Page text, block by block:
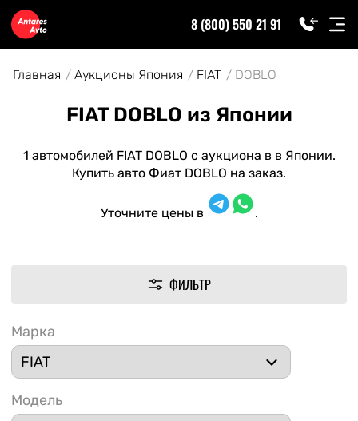
8 (800) 550 21 91
Главная Аукционы Япония FIAT DOBLO
FIAT DOBLO из Японии
1 автомобилей FIAT DOBLO с аукциона в в Японии.
Купить авто Фиат DOBLO на заказ.
Уточните цены в .
ФИЛЬТР
Марка
Модель